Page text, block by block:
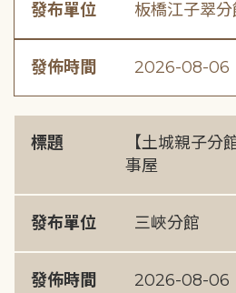
發布單位 板橋江子翠分
發佈時間 2026-08-06
標題
【土城親子分
事屋
發布單位 三峽分館
發佈時間 2026-08-06